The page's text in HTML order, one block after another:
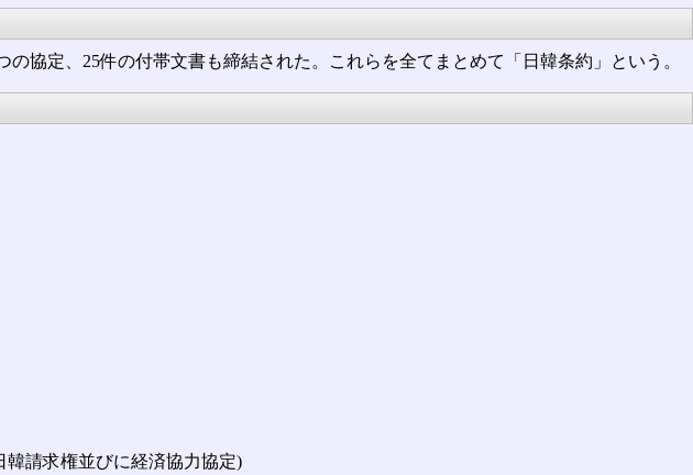
協定、25件の付帯文書も締結された。これらを全てまとめて「日韓条約」という。
請求権並びに経済協力協定)